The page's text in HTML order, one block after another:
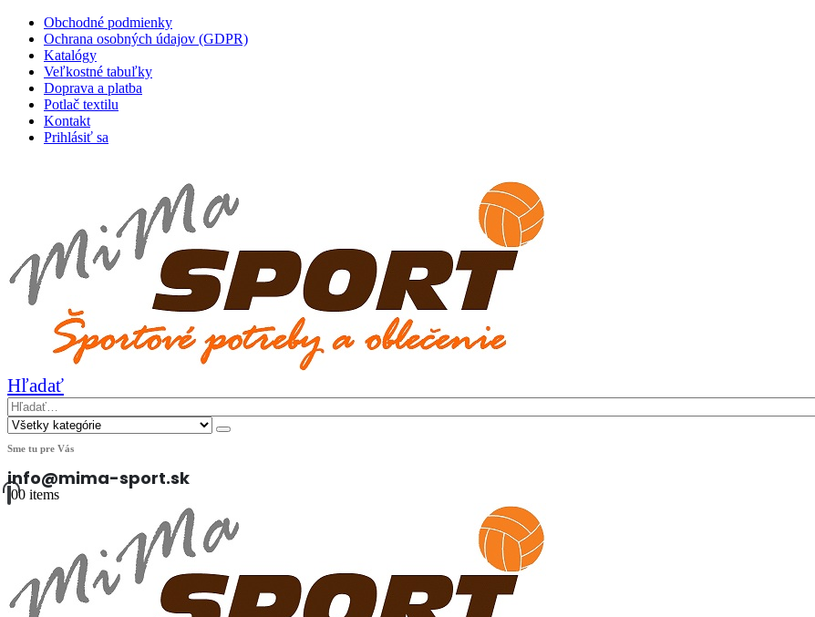
Obchodné podmienky
Ochrana osobných údajov (GDPR)
Katalógy
Veľkostné tabuľky
Doprava a platba
Potlač textilu
Kontakt
Prihlásiť sa
Hľadať
Sme tu pre Vás
info@mima-sport.sk
00 items